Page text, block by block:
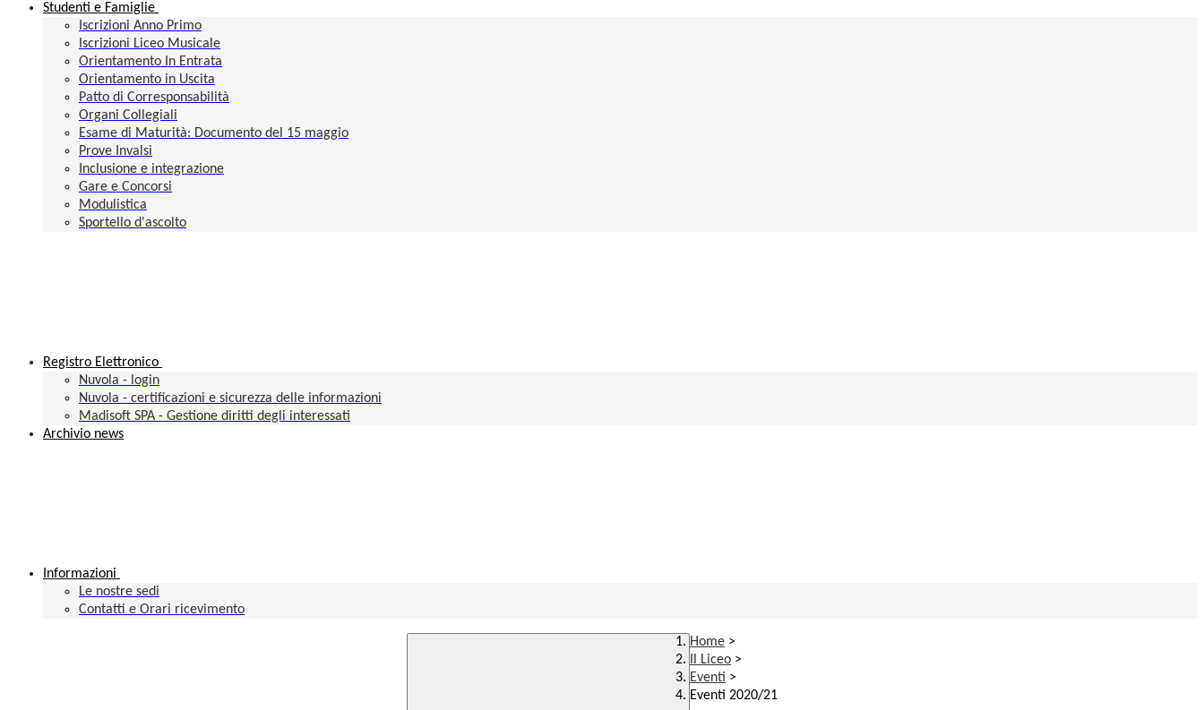
Studenti e Famiglie
Iscrizioni Anno Primo
Iscrizioni Liceo Musicale
Orientamento In Entrata
Orientamento in Uscita
Patto di Corresponsabilità
Organi Collegiali
Esame di Maturità: Documento del 15 maggio
Prove Invalsi
Inclusione e integrazione
Gare e Concorsi
Modulistica
Sportello d'ascolto
Registro Elettronico
Nuvola - login
Nuvola - certificazioni e sicurezza delle informazioni
Madisoft SPA - Gestione diritti degli interessati
Archivio news
Informazioni
Le nostre sedi
Contatti e Orari ricevimento
Home >
Il Liceo >
Eventi >
Eventi 2020/21